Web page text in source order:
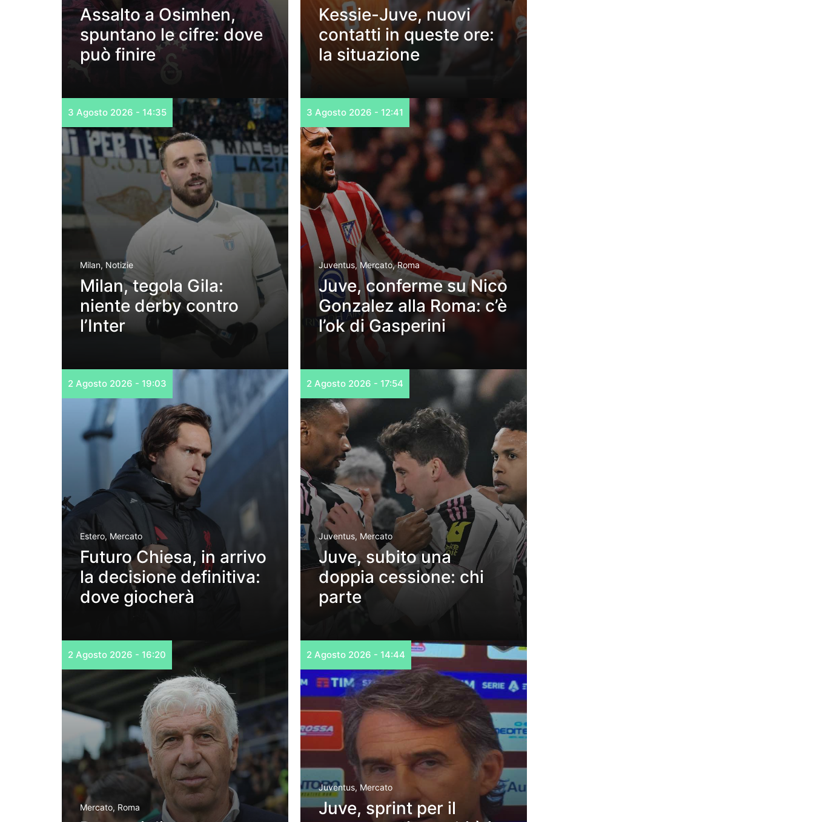
Assalto a Osimhen,
spuntano le cifre: dove
può finire
Kessie-Juve, nuovi
contatti in queste ore:
la situazione
3 Agosto 2026 - 14:35
Milan, Notizie
Milan, tegola Gila:
niente derby contro
l’Inter
3 Agosto 2026 - 12:41
Juventus, Mercato,Roma
Juve, conferme su Nico
Gonzalez alla Roma: c’è
l’ok di Gasperini
2 Agosto 2026 - 19:03
Estero, Mercato
Futuro Chiesa, in arrivo
la decisione definitiva:
dove giocherà
2 Agosto 2026 - 17:54
Juventus, Mercato
Juve, subito una
doppia cessione: chi
parte
2 Agosto 2026 - 16:20
Mercato, Roma
2 Agosto 2026 - 14:44
Juventus, Mercato
Juve, sprint per il